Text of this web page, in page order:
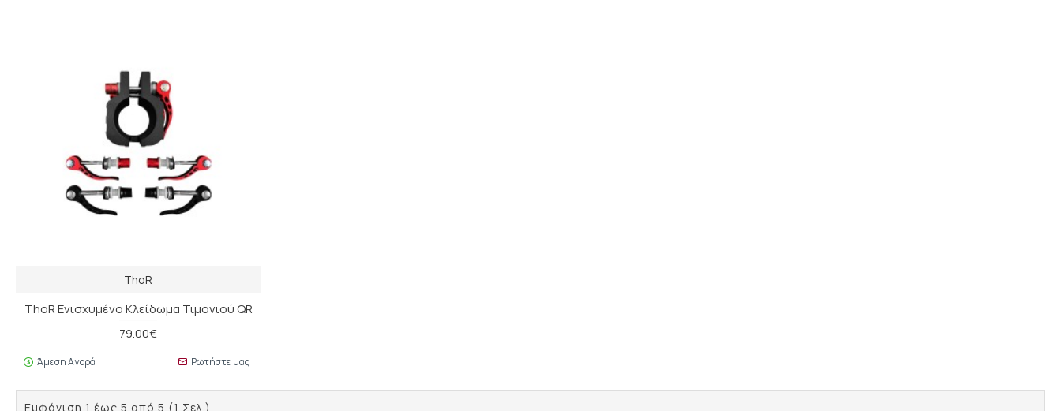
ThoR
ThoR Ενισχυμένο Κλείδωμα Τιμονιού QR
79.00€
Άμεση Αγορά Ρωτήστε μας
Εμφάνιση 1 έως 5 από 5 (1 Σελ.)